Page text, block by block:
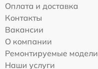
Оплата и доставка
Контакты
Вакансии
О компании
Ремонтируемые модели
Наши услуги